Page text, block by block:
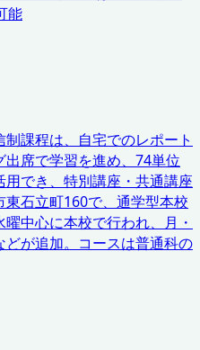
能
課程は、自宅でのレポート
席で学習を進め、74単位
でき、特別講座・共通講座
石立町160で、通学型本校
中心に本校で行われ、月・
が追加。コースは普通科の